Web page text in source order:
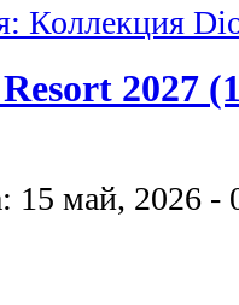
Коллекция
2027
15 май, 2026 -